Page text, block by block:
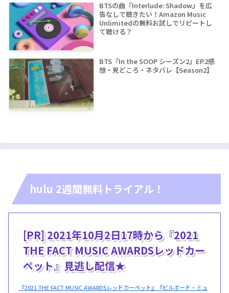
BTSの曲『Interlude: Shadow』を広
告なしで聴きたい！Amazon Music
Unlimitedの無料お試しでリピートし
て聴ける？
BTS『In the SOOP シーズン2』EP.2感
想・見どころ・ネタバレ【Season2】
hulu 2週間無料トライアル！
[PR] 2021年10月2日17時から『2021
THE FACT MUSIC AWARDSレッドカー
ペット』見逃し配信★
『2021 THE FACT MUSIC AWARDSレッドカーペット』『ビルボード・ミュ